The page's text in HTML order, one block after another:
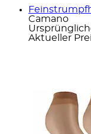
Camano
Aktueller